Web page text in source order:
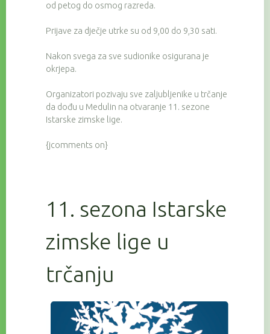
od petog do osmog razreda.
Prijave za dječje utrke su od 9,00 do 9,30 sati.
Nakon svega za sve sudionike osigurana je
okrjepa.
Organizatori pozivaju sve zaljubljenike u trčanje
da dođu u Medulin na otvaranje 11. sezone
Istarske zimske lige.
{jcomments on}
11. sezona Istarske
zimske lige u
trčanju